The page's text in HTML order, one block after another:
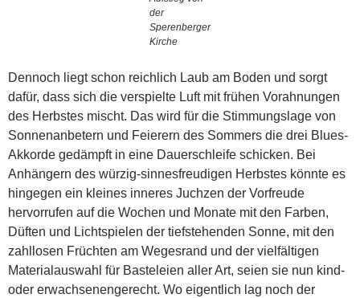
der
Sperenberger
Kirche
Dennoch liegt schon reichlich Laub am Boden und sorgt
dafür, dass sich die verspielte Luft mit frühen Vorahnungen
des Herbstes mischt. Das wird für die Stimmungslage von
Sonnenanbetern und Feierern des Sommers die drei Blues-
Akkorde gedämpft in eine Dauerschleife schicken. Bei
Anhängern des würzig-sinnesfreudigen Herbstes könnte es
hingegen ein kleines inneres Juchzen der Vorfreude
hervorrufen auf die Wochen und Monate mit den Farben,
Düften und Lichtspielen der tiefstehenden Sonne, mit den
zahllosen Früchten am Wegesrand und der vielfältigen
Materialauswahl für Basteleien aller Art, seien sie nun kind-
oder erwachsenengerecht. Wo eigentlich lag noch der